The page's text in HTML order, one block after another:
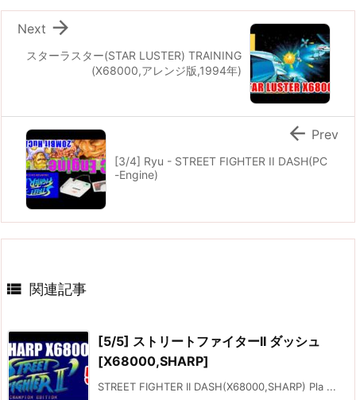
スターラスター(STAR LUSTER) TRAINING
(X68000,アレンジ版,1994年)

Next
[3/4] Ryu - STREET FIGHTER II DASH(PC
-Engine)
 Prev
 関連記事
[5/5] ストリートファイターII ダッシュ
[X68000,SHARP]
STREET FIGHTER II DASH(X68000,SHARP) Pla ...